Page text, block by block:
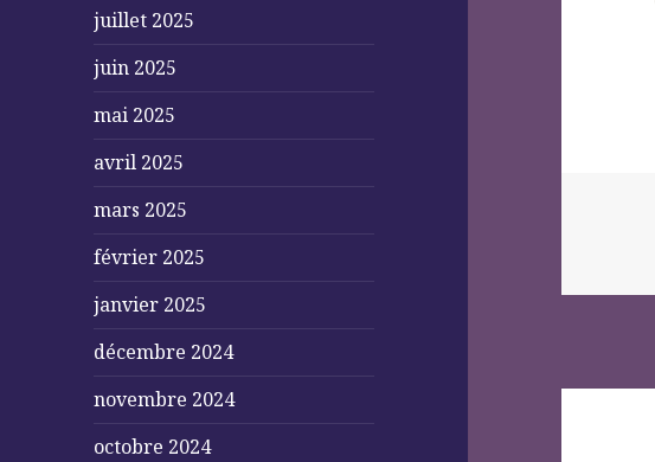
juillet 2025
juin 2025
mai 2025
avril 2025
mars 2025
février 2025
janvier 2025
décembre 2024
novembre 2024
octobre 2024